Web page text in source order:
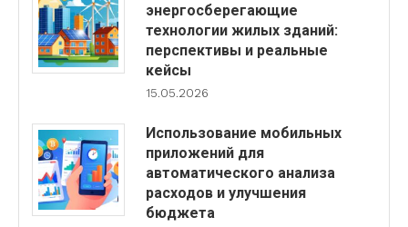
энергосберегающие
технологии жилых зданий:
перспективы и реальные
кейсы
15.05.2026
Использование мобильных
приложений для
автоматического анализа
расходов и улучшения
бюджета